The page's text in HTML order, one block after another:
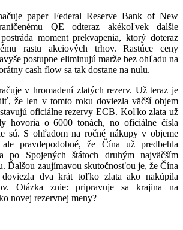
paper Federal Reserve Bank of New
QE odteraz akékoľvek dalšie
moment prekvapenia, ktorý doteraz
rastu akciových trhov. Rastúce ceny
postupne eliminujú marže bez ohľadu na
cash flow sa tak dostane na nulu.
v hromadení zlatých rezerv. Už teraz je
že len v tomto roku doviezla väčší objem
oficiálne rezervy ECB. Koľko zlata už
hovoria o 6000 tonách, no oficiálne čísla
sú. S ohľadom na ročné nákupy v objeme
pravdepodobné, že Čína už predbehla
po Spojených štátoch druhým najväčším
Ďalšou zaujímavou skutočnosťou je, že Čína
dva krát toľko zlata ako nakúpila
Otázka znie: pripravuje sa krajina na
novej rezervnej meny?